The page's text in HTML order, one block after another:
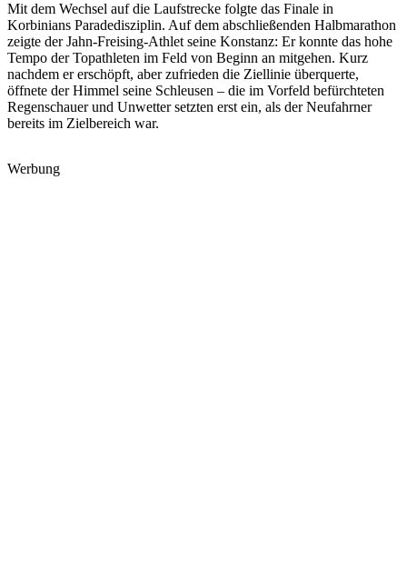
Mit dem Wechsel auf die Laufstrecke folgte das Finale in
Korbinians Paradedisziplin. Auf dem abschließenden Halbmarathon
zeigte der Jahn-Freising-Athlet seine Konstanz: Er konnte das hohe
Tempo der Topathleten im Feld von Beginn an mitgehen. Kurz
nachdem er erschöpft, aber zufrieden die Ziellinie überquerte,
öffnete der Himmel seine Schleusen – die im Vorfeld befürchteten
Regenschauer und Unwetter setzten erst ein, als der Neufahrner
bereits im Zielbereich war.
Werbung